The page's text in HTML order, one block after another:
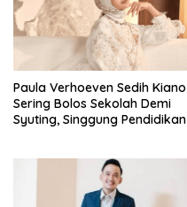
Paula Verhoeven Sedih Kiano
Sering Bolos Sekolah Demi
Syuting, Singgung Pendidikan